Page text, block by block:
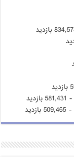
- 581,431 بازدید
- 509,465 بازدید